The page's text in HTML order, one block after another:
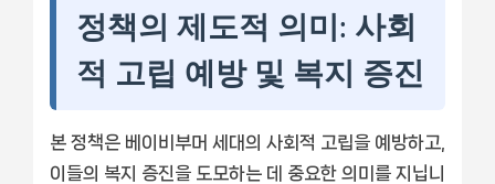
정책의 제도적 의미: 사회
적 고립 예방 및 복지 증진
본 정책은 베이비부머 세대의 사회적 고립을 예방하고,
이들의 복지 증진을 도모하는 데 중요한 의미를 지닙니